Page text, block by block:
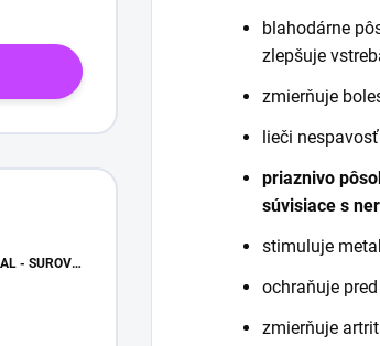
PRÍVESOK Z TURMALÍNU NATURAL - SUROVÝ NEOPRACOVANÝ KAMEŇ
blahodárne
zlepšuje
zmierňuje
lieči
priaznivo
súvisiace s
stimuluje
ochraňuje
zmierňuje